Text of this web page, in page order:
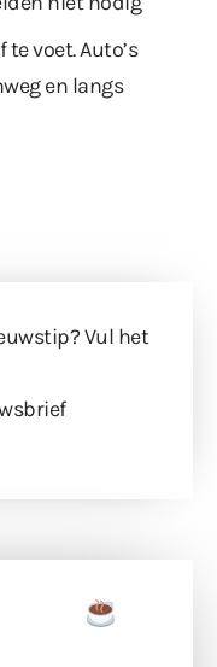
voet. Auto’s
en langs
Vul het